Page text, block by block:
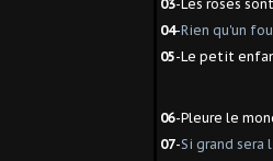
03-Les roses
04-Rien qu'un fou
05-Le petit
06-Pleure le
07-Si grand sera